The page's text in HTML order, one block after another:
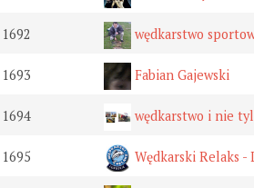
1692 wędkarstwo
1693 Fabian Gajewski
1694 wędkarstwo i nie
1695 Wędkarski Relaks -